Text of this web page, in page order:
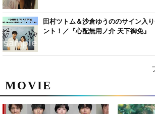
MOVIE
田村ツトム＆沙倉ゆうののサイン入
ント！／『心配無用ノ介 天下御免』